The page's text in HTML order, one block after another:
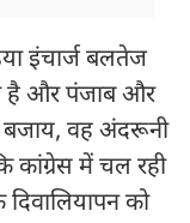
इंचार्ज बलतेज
है और पंजाब और
वह अंदरूनी
कांग्रेस में चल रही
को